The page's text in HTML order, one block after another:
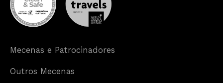
Mecenas e Patrocinadores
Outros Mecenas